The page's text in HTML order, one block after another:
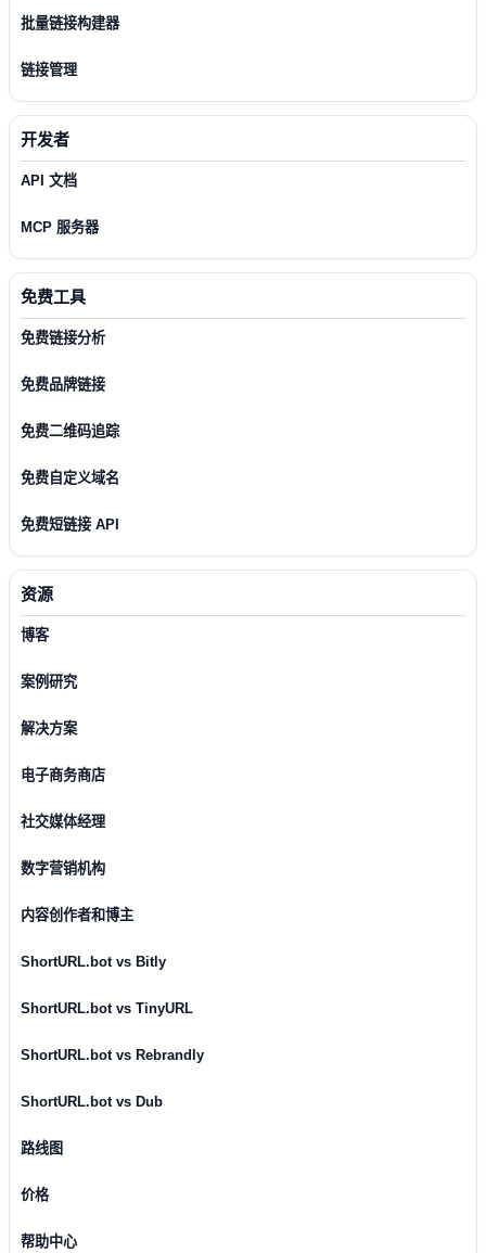
批量链接构建器
链接管理
开发者
API 文档
MCP 服务器
免费工具
免费链接分析
免费品牌链接
免费二维码追踪
免费自定义域名
免费短链接 API
资源
博客
案例研究
解决方案
电子商务商店
社交媒体经理
数字营销机构
内容创作者和博主
ShortURL.bot vs Bitly
ShortURL.bot vs TinyURL
ShortURL.bot vs Rebrandly
ShortURL.bot vs Dub
路线图
价格
帮助中心